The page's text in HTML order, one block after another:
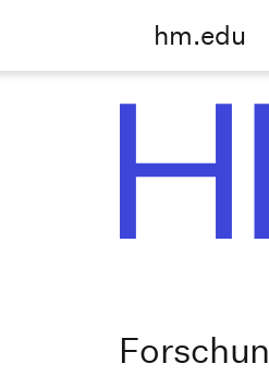
hm.edu